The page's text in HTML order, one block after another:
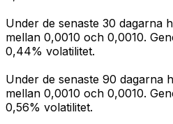
Under de senaste 30 dagarna
mellan 0,0010 och 0,0010.
0,44% volatilitet.
Under de senaste 90 dagarna
mellan 0,0010 och 0,0010.
0,56% volatilitet.